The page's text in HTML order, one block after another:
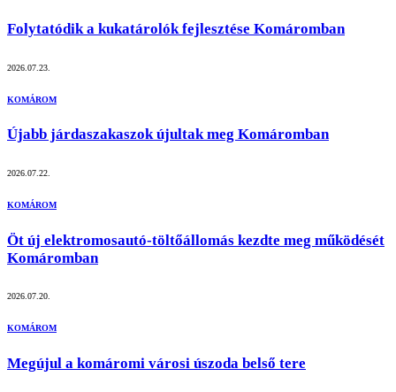
Folytatódik a kukatárolók fejlesztése Komáromban
2026.07.23.
KOMÁROM
Újabb járdaszakaszok újultak meg Komáromban
2026.07.22.
KOMÁROM
Öt új elektromosautó-töltőállomás kezdte meg működését
Komáromban
2026.07.20.
KOMÁROM
Megújul a komáromi városi úszoda belső tere